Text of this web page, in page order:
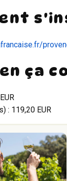
ça
: 119,20 EUR